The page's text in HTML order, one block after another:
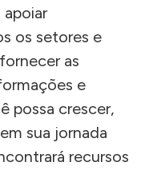
os setores e
as
e
possa crescer,
sua jornada
recursos